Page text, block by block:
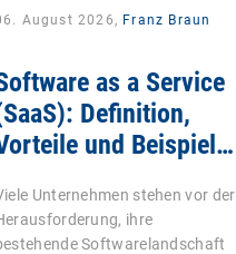
August 2026, Franz Braun
as a Service
Definition,
und Beispiele
Unternehmen stehen vor der
ihre
Softwarelandschaft